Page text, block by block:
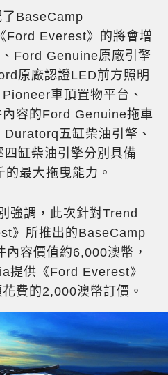
BaseCamp
Everest》的將會增
Ford Genuine原廠引擎
原廠認證LED前方照明
車頂置物平台、
容的Ford Genuine拖車
五缸柴油引擎、
缸柴油引擎分別具備
最大拖曳能力。
強調，此次針對Trend
》所推出的BaseCamp
容價值約6,000澳幣，
提供《Ford Everest》
費的2,000澳幣訂價。